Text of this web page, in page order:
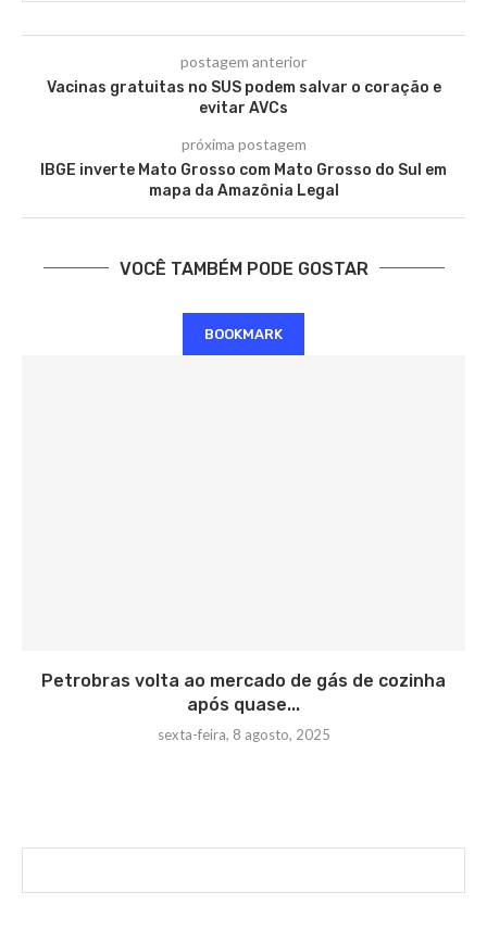
postagem anterior
Vacinas gratuitas no SUS podem salvar o coração e
evitar AVCs
próxima postagem
IBGE inverte Mato Grosso com Mato Grosso do Sul em
mapa da Amazônia Legal
VOCÊ TAMBÉM PODE GOSTAR
BOOKMARK
Petrobras volta ao mercado de gás de cozinha
após quase...
sexta-feira, 8 agosto, 2025